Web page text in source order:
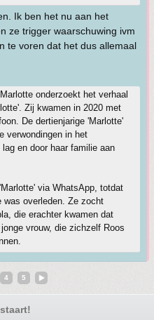
Ik ben het nu aan het
ze trigger waarschuwing ivm
te voren dat het dus allemaal
onderzoekt het verhaal
Zij kwamen in 2020 met
De dertienjarige 'Marlotte'
verwondingen in het
en door haar familie aan
via WhatsApp, totdat
overleden. Ze zocht
die erachter kwamen dat
vrouw, die zichzelf Roos
4 5